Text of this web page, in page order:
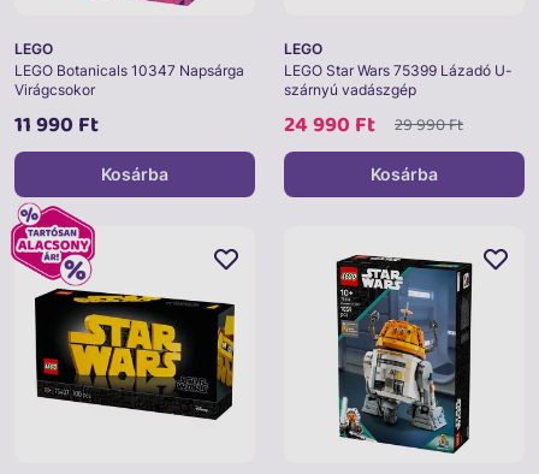
LEGO
LEGO Botanicals 10347 Napsárga
Virágcsokor
11 990 Ft
Kosárba
LEGO
LEGO Star Wars 75399 Lázadó U-
szárnyú vadászgép
24 990 Ft 29 990 Ft
Kosárba